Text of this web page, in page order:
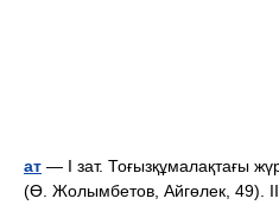
ат — I зат. Тоғызқұмалақтағы
(Ө. Жолымбетов, Айгөлек, 49). II